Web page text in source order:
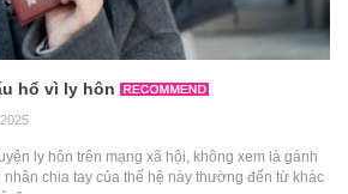
hổ vì ly hôn
ly hôn trên mạng xã hội, không xem là gánh
chia tay của thế hệ này thường đến từ khác